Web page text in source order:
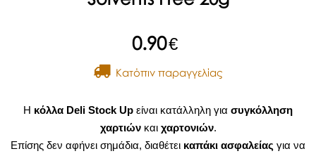
0.90€
Kατόπιν παραγγελίας
Η κόλλα Deli Stock Up είναι κατάλληλη για συγκόλληση
χαρτιώνκαι χαρτονιών.
Επίσης δεν αφήνει σημάδια, διαθέτει καπάκι ασφαλείας για να